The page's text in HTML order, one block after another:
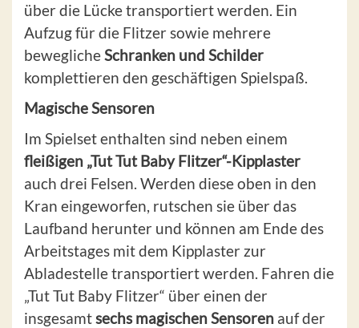
über die Lücke transportiert werden. Ein
Aufzug für die Flitzer sowie mehrere
beweglicheSchranken und Schilder
komplettieren den geschäftigen Spielspaß.
Magische Sensoren
Im Spielset enthalten sind neben einem
fleißigen „Tut Tut Baby Flitzer“-Kipplaster
auch drei Felsen. Werden diese oben in den
Kran eingeworfen, rutschen sie über das
Laufband herunter und können am Ende des
Arbeitstages mit dem Kipplaster zur
Abladestelle transportiert werden. Fahren die
„Tut Tut Baby Flitzer“ über einen der
insgesamtsechs magischen Sensoren auf der